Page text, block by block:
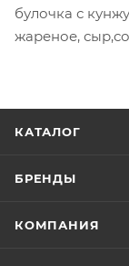
булочка с
жареное,
КАТАЛОГ
БРЕНДЫ
КОМПАНИЯ